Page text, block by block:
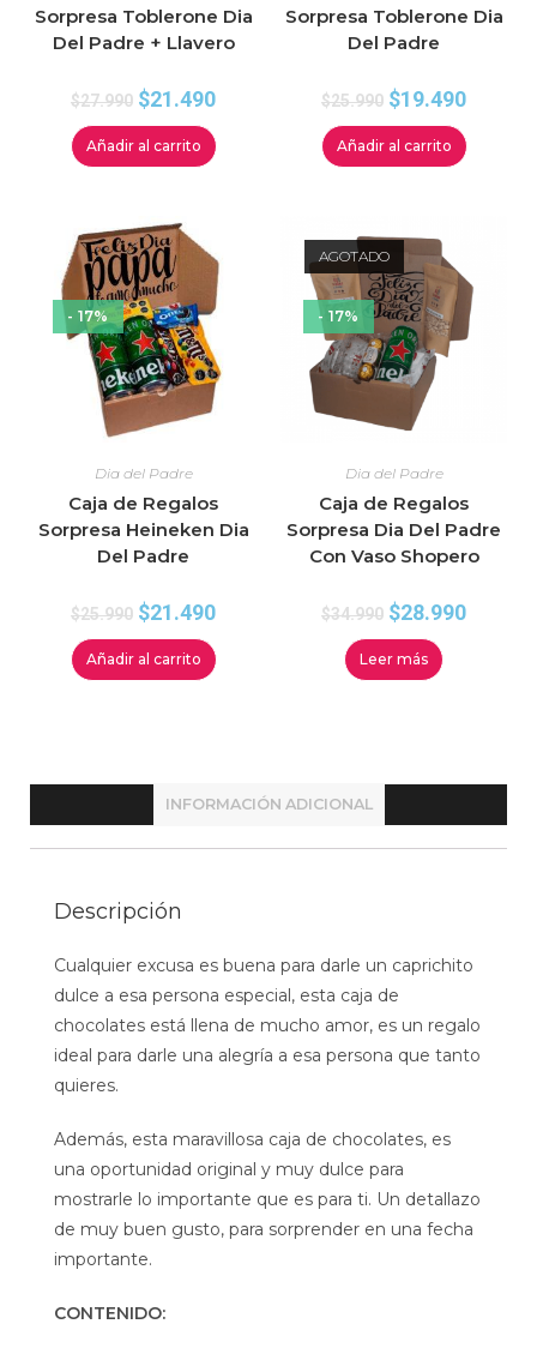
Sorpresa Toblerone Dia
Del Padre + Llavero
$27.990 $21.490
Añadir al carrito
Sorpresa Toblerone Dia
Del Padre
$25.990 $19.490
Añadir al carrito
- 17%
Dia del Padre
Caja de Regalos
Sorpresa Heineken Dia
Del Padre
$25.990 $21.490
Añadir al carrito
AGOTADO
- 17%
Dia del Padre
Caja de Regalos
Sorpresa Dia Del Padre
Con Vaso Shopero
$34.990 $28.990
Leer más
INFORMACIÓN ADICIONAL
Descripción
Cualquier excusa es buena para darle un caprichito
dulce a esa persona especial, esta caja de
chocolates está llena de mucho amor, es un regalo
ideal para darle una alegría a esa persona que tanto
quieres.
Además, esta maravillosa caja de chocolates, es
una oportunidad original y muy dulce para
mostrarle lo importante que es para ti. Un detallazo
de muy buen gusto, para sorprender en una fecha
importante.
CONTENIDO: